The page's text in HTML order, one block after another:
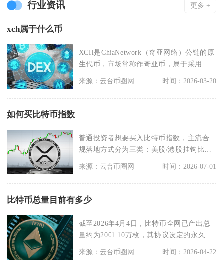
行业资讯 更多 +
xch属于什么币
XCH是ChiaNetwork（奇亚网络）公链的原
生代币，市场常称作奇亚币，属于采用时
空证
来源：云台币圈网 时间：2026-03-20
如何买比特币指数
普通投资者想要买入比特币指数，主流合
规落地方式分为三类：美股/港股挂钩比特
来源：云台币圈网 时间：2026-07-01
比特币总量目前有多少
截至2026年4月4日，比特币全网已产出总
量约为2001.10万枚，其协议设定的永久总
来源：云台币圈网 时间：2026-04-22